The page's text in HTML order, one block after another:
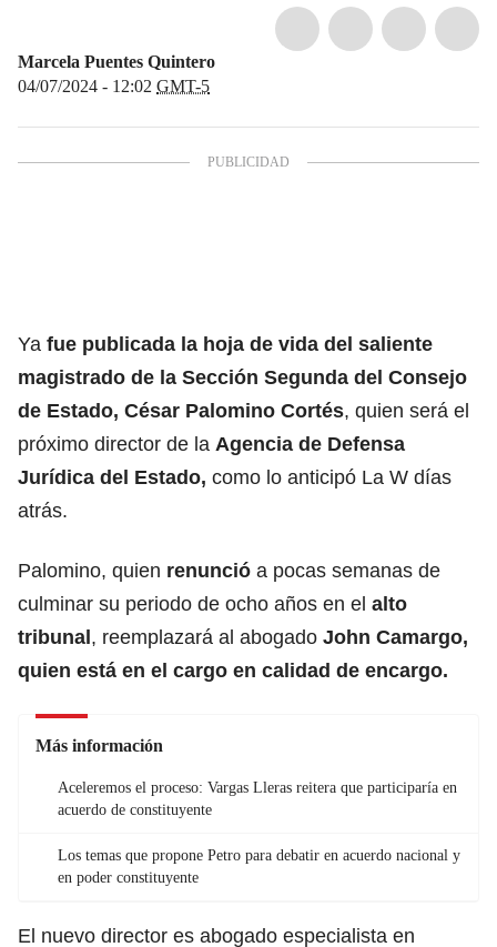
Marcela Puentes Quintero
04/07/2024 - 12:02 GMT-5
Ya fue publicada la hoja de vida del saliente
magistrado de la Sección Segunda del Consejo
de Estado, César Palomino Cortés, quien será el
próximo director de la Agencia de Defensa
Jurídica del Estado, como lo anticipó La W días
atrás.
Palomino, quien renunció a pocas semanas de
culminar su periodo de ocho años en el alto
tribunal, reemplazará al abogado John Camargo,
quien está en el cargo en calidad de encargo.
Más información
Aceleremos el proceso: Vargas Lleras reitera que participaría en
acuerdo de constituyente
Los temas que propone Petro para debatir en acuerdo nacional y
en poder constituyente
El nuevo director es abogado especialista en